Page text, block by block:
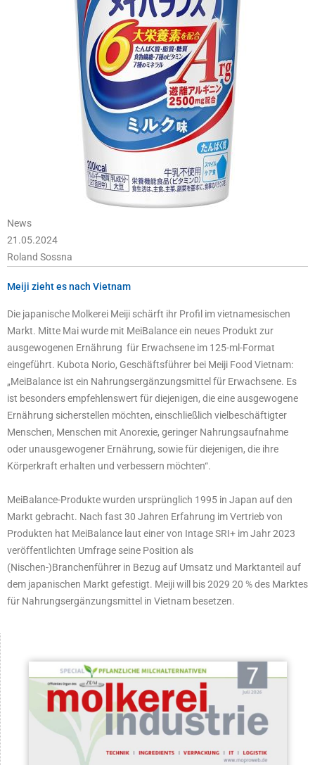
News
21.05.2024
Roland Sossna
Meiji zieht es nach Vietnam
Die japanische Molkerei Meiji schärft ihr Profil im vietnamesischen
Markt. Mitte Mai wurde mit MeiBalance ein neues Produkt zur
ausgewogenen Ernährung für Erwachsene im 125-ml-Format
eingeführt. Kubota Norio, Geschäftsführer bei Meiji Food Vietnam:
„MeiBalance ist ein Nahrungsergänzungsmittel für Erwachsene. Es
ist besonders empfehlenswert für diejenigen, die eine ausgewogene
Ernährung sicherstellen möchten, einschließlich vielbeschäftigter
Menschen, Menschen mit Anorexie, geringer Nahrungsaufnahme
oder unausgewogener Ernährung, sowie für diejenigen, die ihre
Körperkraft erhalten und verbessern möchten“.
MeiBalance-Produkte wurden ursprünglich 1995 in Japan auf den
Markt gebracht. Nach fast 30 Jahren Erfahrung im Vertrieb von
Produkten hat MeiBalance laut einer von Intage SRI+ im Jahr 2023
veröffentlichten Umfrage seine Position als
(Nischen-)Branchenführer in Bezug auf Umsatz und Marktanteil auf
dem japanischen Markt gefestigt. Meiji will bis 2029 20 % des Marktes
für Nahrungsergänzungsmittel in Vietnam besetzen.